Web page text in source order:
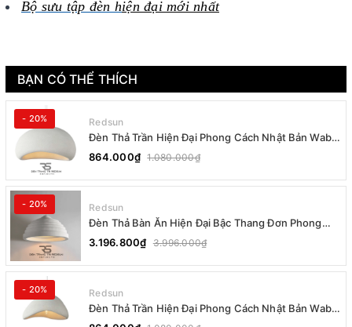
Bộ sưu tập đèn hiện đại mới nhất
BẠN CÓ THỂ THÍCH
- 20% Redsun
Đèn Thả Trần Hiện Đại Phong Cách Nhật Bản Wabi-
sabi CDT-T036 Dáng B
864.000₫ 1.080.000₫
- 20% Redsun
Đèn Thả Bàn Ăn Hiện Đại Bậc Thang Đơn Phong
Cách Nhật Bản Wabi-sabi DC-T078B
3.196.800₫ 3.996.000₫
- 20% Redsun
Đèn Thả Trần Hiện Đại Phong Cách Nhật Bản Wabi-
sabi CDT-T036 Dáng A